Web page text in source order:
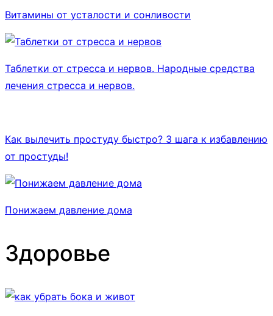
Витамины от усталости и сонливости
Таблетки от стресса и нервов. Народные средства
лечения стресса и нервов.
Как вылечить простуду быстро? 3 шага к избавлению
от простуды!
Понижаем давление дома
Здоровье